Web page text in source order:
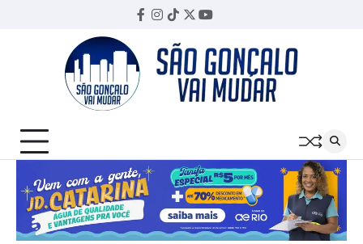
Facebook
Instagram
TikTok
TwitterYouTube